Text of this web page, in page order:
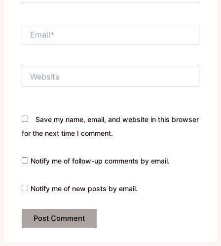
Save my name, email, and website in this browser
for the next time I comment.
Notify me of follow-up comments by email.
Notify me of new posts by email.